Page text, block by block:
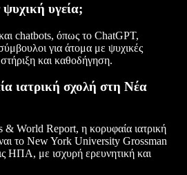
υγεία;
chatbots, όπως το ChatGPT,
για άτομα με ψυχικές
και καθοδήγηση.
ιατρική σχολή στη Νέα
World Report, η κορυφαία ιατρική
το New York University Grossman
ΗΠΑ, με ισχυρή ερευνητική και